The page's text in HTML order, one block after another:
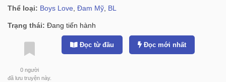
Thể loại: Boys Love Đam Mỹ BL
Trạng thái: Đang tiến hành
0 người
đã lưu truyện này.
Đọc từ đầu Đọc mới nhất